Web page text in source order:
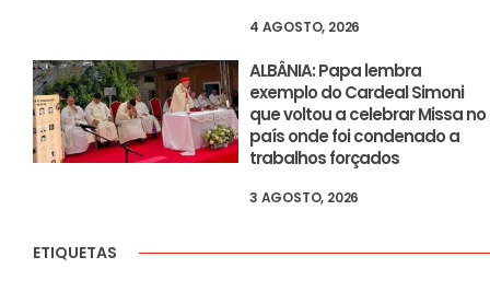
4 AGOSTO, 2026
ALBÂNIA: Papa lembra
exemplo do Cardeal Simoni
que voltou a celebrar Missa no
país onde foi condenado a
trabalhos forçados
3 AGOSTO, 2026
ETIQUETAS